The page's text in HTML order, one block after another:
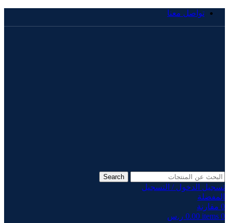
تواصل معنا
Search
تسجيل الدخول / التسجيل
المفضلة
0 مقارنة
0
items
0.00 ر.س